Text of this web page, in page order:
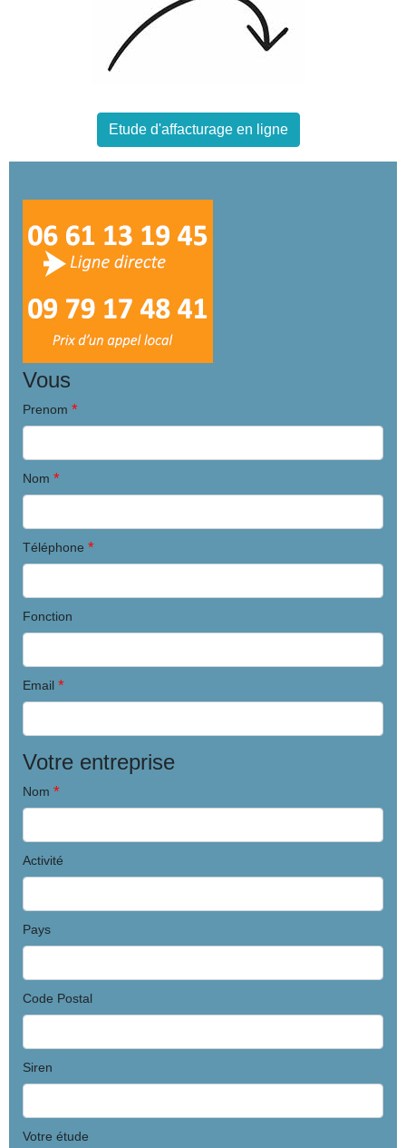
Etude d'affacturage en ligne
Vous
Prenom *
Nom *
Téléphone *
Fonction
Email *
Votre entreprise
Nom *
Activité
Pays
Code Postal
Siren
Votre étude